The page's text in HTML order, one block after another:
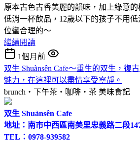
原本古色古香美麗的韻味，加上綠意
低消一杯飲品，12歲以下的孩子不用
位蠻合理的～
繼續閱讀
1個月前
双生 Shuànsên Cafe～重生的双生，復
魅力，在這裡可以盡情享受寧靜。
brunch‧下午茶‧咖啡‧茶 美味食記
双生 Shuànsên Cafe
地址：南市中西區南美里忠義路二段
TEL：0978-939582